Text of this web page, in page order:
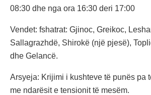
08:30 dhe nga ora 16:30 deri 17:00
Vendet: fshatrat: Gjinoc, Greikoc,
Sallagrazhdë, Shirokë (një pjesë),
dhe Gelancë.
Arsyeja: Krijimi i kushteve të punës pa
me ndarësit e tensionit të mesëm.